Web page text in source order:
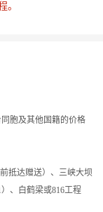
。
胞及其他国籍的价格
抵达赠送）、三峡大坝
、白鹤梁或816工程